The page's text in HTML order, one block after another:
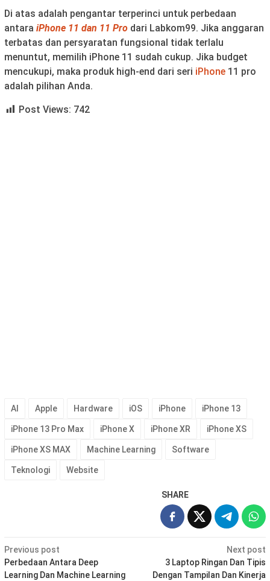
Di atas adalah pengantar terperinci untuk perbedaan
antara iPhone 11 dan 11 Pro dari Labkom99. Jika anggaran
terbatas dan persyaratan fungsional tidak terlalu
menuntut, memilih iPhone 11 sudah cukup. Jika budget
mencukupi, maka produk high-end dari seri iPhone 11 pro
adalah pilihan Anda.
Post Views: 742
AI Apple Hardware iOS iPhone iPhone 13
iPhone 13 Pro Max iPhone X iPhone XR iPhone XS
iPhone XS MAX Machine Learning Software
Teknologi Website
SHARE
Post
navigation
Previous post
Perbedaan Antara Deep
Learning Dan Machine Learning
Next post
3 Laptop Ringan Dan Tipis
Dengan Tampilan Dan Kinerja